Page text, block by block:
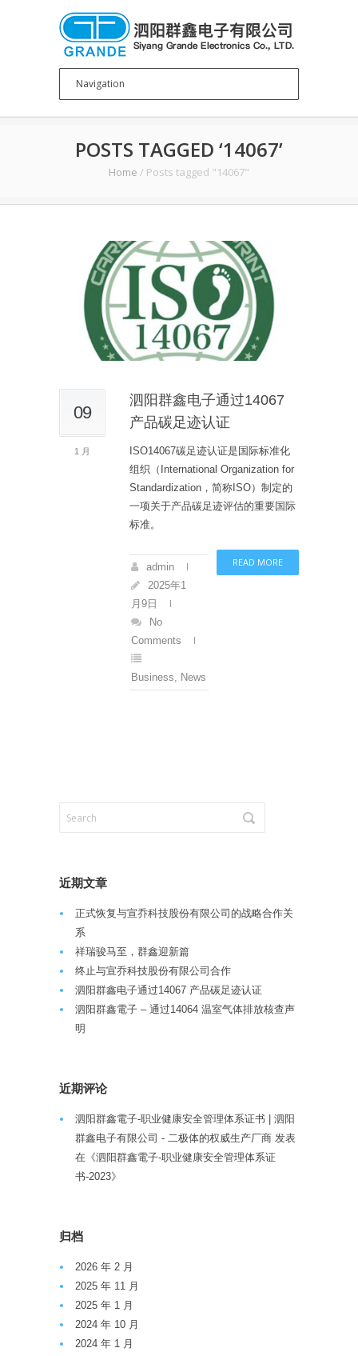
POSTS TAGGED ‘14067’
Home / Posts tagged "14067"
09
1 月
泗阳群鑫电子通过14067
产品碳足迹认证
ISO14067碳足迹认证是国际标准化
组织（International Organization for
Standardization，简称ISO）制定的
一项关于产品碳足迹评估的重要国际
标准。
READ MORE
admin
2025年1
月9日
No
Comments
Business, News
近期文章
正式恢复与宣乔科技股份有限公司的战略合作关
系
祥瑞骏马至，群鑫迎新篇
终止与宣乔科技股份有限公司合作
泗阳群鑫电子通过14067 产品碳足迹认证
泗阳群鑫電子 – 通过14064 温室气体排放核查声
明
近期评论
泗阳群鑫電子-职业健康安全管理体系证书 | 泗阳
群鑫电子有限公司 - 二极体的权威生产厂商 发表
在《泗阳群鑫電子-职业健康安全管理体系证
书-2023》
归档
2026 年 2 月
2025 年 11 月
2025 年 1 月
2024 年 10 月
2024 年 1 月